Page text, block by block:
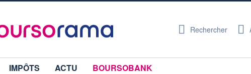
Rechercher
IMPÔTS ACTU
BOURSOBANK